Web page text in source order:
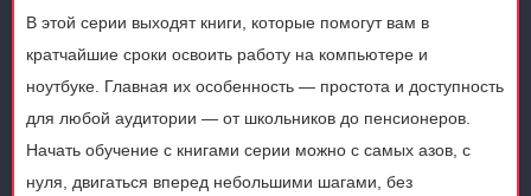
В этой серии выходят книги, которые помогут вам в
кратчайшие сроки освоить работу на компьютере и
ноутбуке. Главная их особенность — простота и доступность
для любой аудитории — от школьников до пенсионеров.
Начать обучение с книгами серии можно с самых азов, с
нуля, двигаться вперед небольшими шагами, без